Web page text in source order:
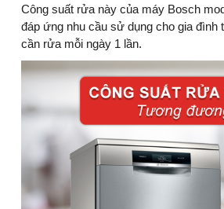
Công suất rửa này của máy Bosch
đáp ứng nhu cầu sử dụng cho gia
cần rửa mỗi ngày 1 lần.